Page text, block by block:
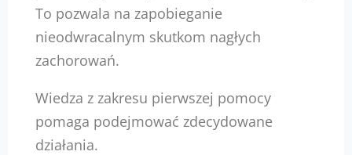
To pozwala na zapobieganie
nieodwracalnym skutkom nagłych
zachorowań.
Wiedza z zakresu pierwszej pomocy
pomaga podejmować zdecydowane
działania.